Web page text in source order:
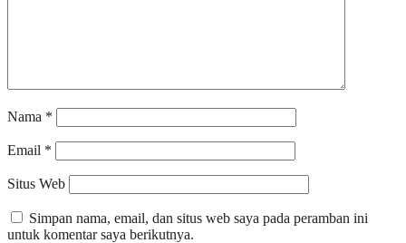
Nama *
Email *
Situs Web
Simpan nama, email, dan situs web saya pada peramban ini
untuk komentar saya berikutnya.